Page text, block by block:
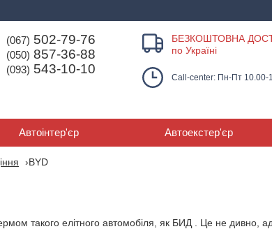
(067) 502-79-76
(050) 857-36-88
(093) 543-10-10
БЕЗКОШТОВНА
по Україні
Call-center: Пн-Пт 10.00-
Автоінтер'єр Автоекстер'єр
BYD
такого елітного автомобіля, як БИД . Це не дивно,